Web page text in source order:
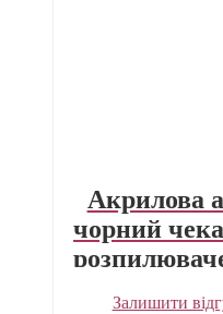
Акрилова
чорний
Залишити